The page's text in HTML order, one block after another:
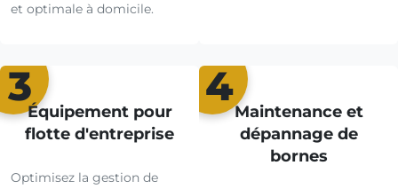
et optimale à domicile.
3
Équipement pour
flotte d'entreprise
Optimisez la gestion de
4
Maintenance et
dépannage de
bornes